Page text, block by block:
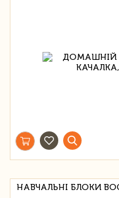
НАВЧАЛЬНІ БЛОКИ